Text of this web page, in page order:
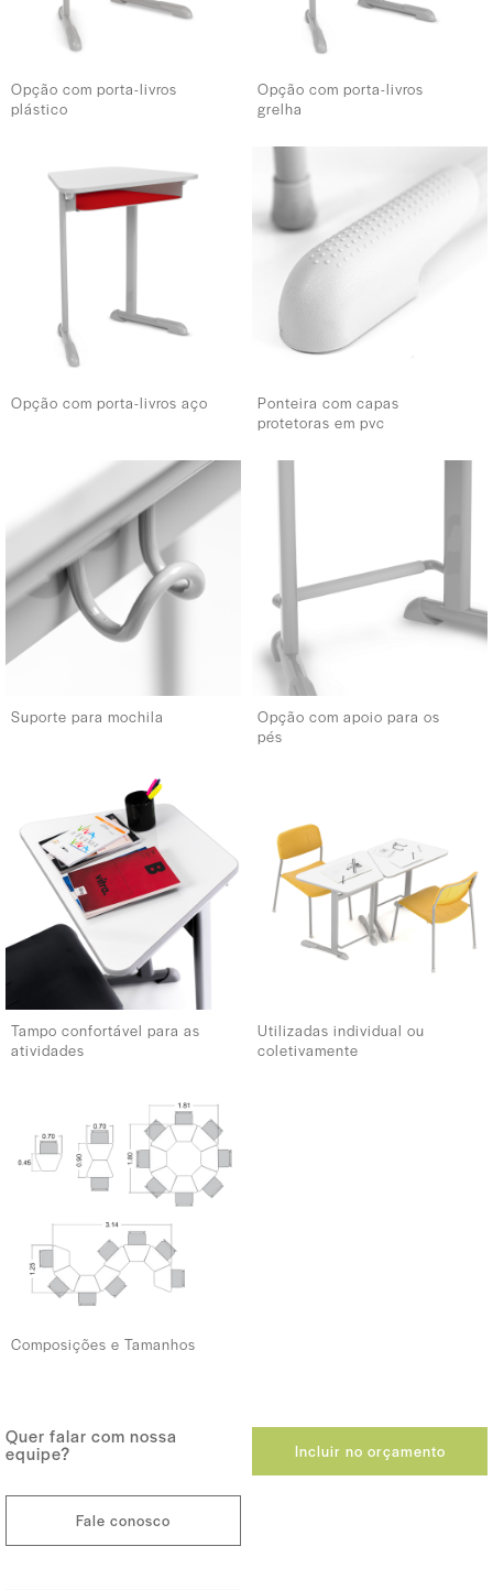
Opção com porta-livros
plástico
Opção com porta-livros
grelha
Opção com porta-livros aço
Ponteira com capas
protetoras em pvc
Suporte para mochila
Opção com apoio para os
pés
Tampo confortável para as
atividades
Utilizadas individual ou
coletivamente
Composições e Tamanhos
Quer falar com nossa
equipe?
Fale conosco
Incluir no orçamento